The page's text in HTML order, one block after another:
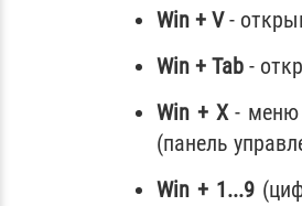
Win + V-
Win + Tab -
Win + X- меню
(панель
Win + 1...9